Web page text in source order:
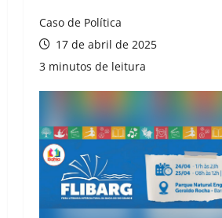
Caso de Política
17 de abril de 2025
3 minutos de leitura